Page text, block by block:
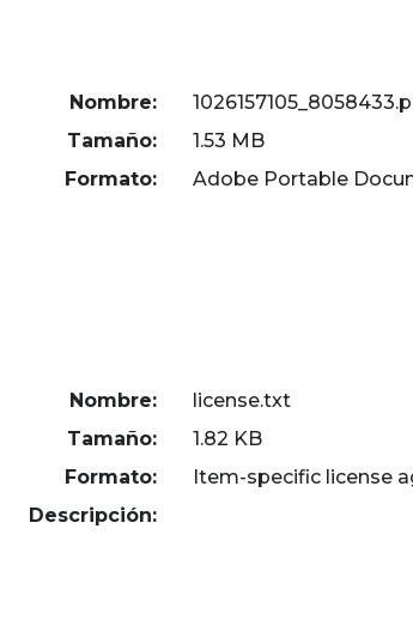
Nombre:
Tamaño:
1.53 MB
Formato:
Adobe Portable
Nombre:
license.txt
Tamaño:
1.82 KB
Formato:
Item-specific license
Descripción: